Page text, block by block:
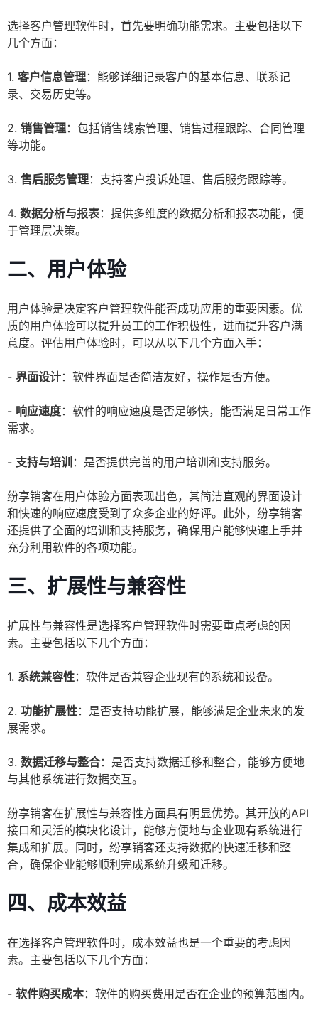
选择客户管理软件时，首先要明确功能需求。主要包括以下
几个方面：
1. 客户信息管理：能够详细记录客户的基本信息、联系记
录、交易历史等。
2. 销售管理：包括销售线索管理、销售过程跟踪、合同管理
等功能。
3. 售后服务管理：支持客户投诉处理、售后服务跟踪等。
4. 数据分析与报表：提供多维度的数据分析和报表功能，便
于管理层决策。
二、用户体验
用户体验是决定客户管理软件能否成功应用的重要因素。优
质的用户体验可以提升员工的工作积极性，进而提升客户满
意度。评估用户体验时，可以从以下几个方面入手：
- 界面设计：软件界面是否简洁友好，操作是否方便。
- 响应速度：软件的响应速度是否足够快，能否满足日常工作
需求。
- 支持与培训 ：是否提供完善的用户培训和支持服务。
纷享销客在用户体验方面表现出色，其简洁直观的界面设计
和快速的响应速度受到了众多企业的好评。此外，纷享销客
还提供了全面的培训和支持服务，确保用户能够快速上手并
充分利用软件的各项功能。
三、扩展性与兼容性
扩展性与兼容性是选择客户管理软件时需要重点考虑的因
素。主要包括以下几个方面：
1. 系统兼容性：软件是否兼容企业现有的系统和设备。
2. 功能扩展性：是否支持功能扩展，能够满足企业未来的发
展需求。
3. 数据迁移与整合：是否支持数据迁移和整合，能够方便地
与其他系统进行数据交互。
纷享销客在扩展性与兼容性方面具有明显优势。其开放的API
接口和灵活的模块化设计，能够方便地与企业现有系统进行
集成和扩展。同时，纷享销客还支持数据的快速迁移和整
合，确保企业能够顺利完成系统升级和迁移。
四、成本效益
在选择客户管理软件时，成本效益也是一个重要的考虑因
素。主要包括以下几个方面：
- 软件购买成本：软件的购买费用是否在企业的预算范围内。